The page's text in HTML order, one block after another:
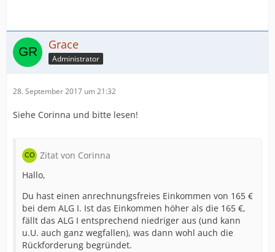
Grace
Administrator
28. September 2017 um 21:32
Siehe Corinna und bitte lesen!
Zitat von Corinna
Hallo,
Du hast einen anrechnungsfreies Einkommen von 165 €
bei dem ALG I. Ist das Einkommen höher als die 165 €,
fällt das ALG I entsprechend niedriger aus (und kann
u.U. auch ganz wegfallen), was dann wohl auch die
Rückforderung begründet.